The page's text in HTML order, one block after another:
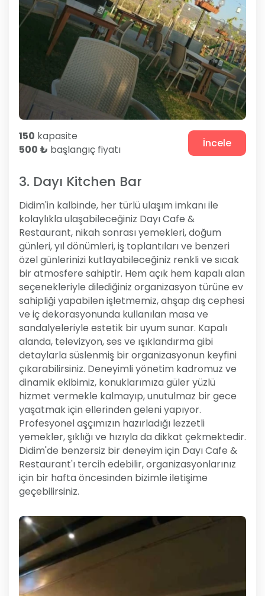
150 kapasite
500 ₺ başlangıç fiyatı İncele
3. Dayı Kitchen Bar
Didim'in kalbinde, her türlü ulaşım imkanı ile
kolaylıkla ulaşabileceğiniz Dayı Cafe &
Restaurant, nikah sonrası yemekleri, doğum
günleri, yıl dönümleri, iş toplantıları ve benzeri
özel günlerinizi kutlayabileceğiniz renkli ve sıcak
bir atmosfere sahiptir. Hem açık hem kapalı alan
seçenekleriyle dilediğiniz organizasyon türüne ev
sahipliği yapabilen işletmemiz, ahşap dış cephesi
ve iç dekorasyonunda kullanılan masa ve
sandalyeleriyle estetik bir uyum sunar. Kapalı
alanda, televizyon, ses ve ışıklandırma gibi
detaylarla süslenmiş bir organizasyonun keyfini
çıkarabilirsiniz. Deneyimli yönetim kadromuz ve
dinamik ekibimiz, konuklarımıza güler yüzlü
hizmet vermekle kalmayıp, unutulmaz bir gece
yaşatmak için ellerinden geleni yapıyor.
Profesyonel aşçımızın hazırladığı lezzetli
yemekler, şıklığı ve hızıyla da dikkat çekmektedir.
Didim'de benzersiz bir deneyim için Dayı Cafe &
Restaurant'ı tercih edebilir, organizasyonlarınız
için bir hafta öncesinden bizimle iletişime
geçebilirsiniz.